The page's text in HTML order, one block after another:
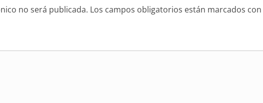
no será publicada. Los campos obligatorios están marcados con